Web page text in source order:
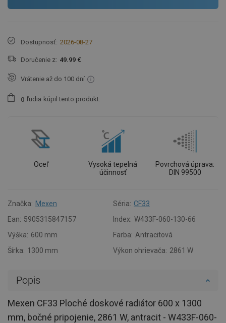
Dostupnosť: 2026-08-27
Doručenie z: 49.99 €
Vrátenie až do 100 dní
0 ľudia kúpil tento produkt.
Oceľ
Vysoká tepelná
účinnosť
Povrchová úprava:
DIN 99500
Značka: Mexen Séria: CF33
Ean: 5905315847157 Index: W433F-060-130-66
Výška: 600 mm Farba: Antracitová
Šírka: 1300 mm Výkon ohrievača: 2861 W
Popis
Mexen CF33 Ploché doskové radiátor 600 x 1300
mm, bočné pripojenie, 2861 W, antracit - W433F-060-